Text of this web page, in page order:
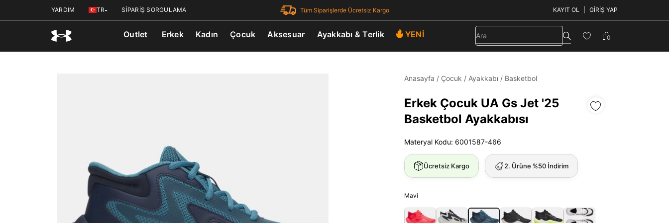
YARDIM TR SİPARİŞ SORGULAMA Tüm Siparişlerde Ücretsiz Kargo KAYIT OL GIRIŞ YAP
Outlet Erkek Kadın Çocuk Aksesuar Ayakkabı & Terlik YENİ 0
Anasayfa / Çocuk / Ayakkabı / Basketbol
Erkek Çocuk UA Gs Jet '25
Basketbol Ayakkabısı
Materyal Kodu: 6001587-466
Ücretsiz Kargo 2. Ürüne %50 İndirim
Mavi